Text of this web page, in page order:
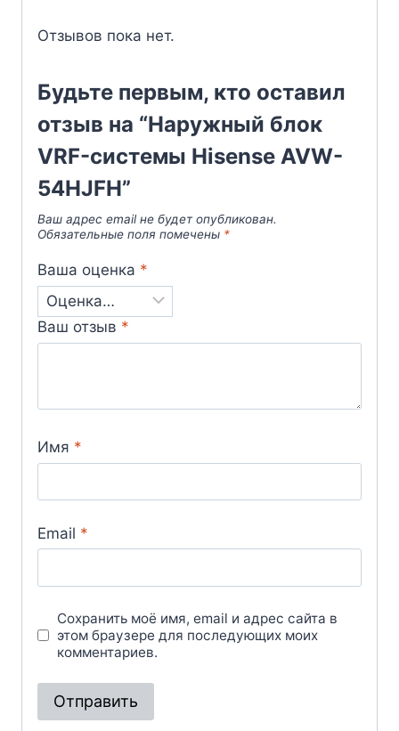
Отзывов пока нет.
Будьте первым, кто оставил
отзыв на “Наружный блок
VRF-системы Hisense AVW-
54HJFH”
Ваш адрес email не будет опубликован.
Обязательные поля помечены *
Ваша оценка *
Ваш отзыв *
Имя *
Email *
Сохранить моё имя, email и адрес сайта в
этом браузере для последующих моих
комментариев.